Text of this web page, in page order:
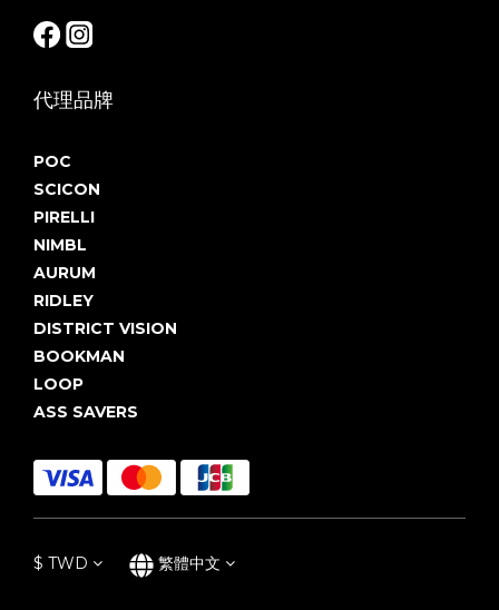
代理品牌
POC
SCICON
PIRELLI
NIMBL
AURUM
RIDLEY
DISTRICT VISION
BOOKMAN
LOOP
ASS SAVERS
$ TWD 繁體中文